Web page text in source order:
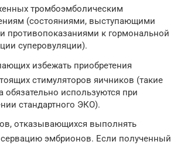
тромбоэмболическим
(состояниями, выступающими
противопоказаниями к гормональной
суперовуляции).
избежать приобретения
стимуляторов яичников (такие
обязательно используются при
стандартного ЭКО).
отказывающихся выполнять
эмбрионов. Если полученный